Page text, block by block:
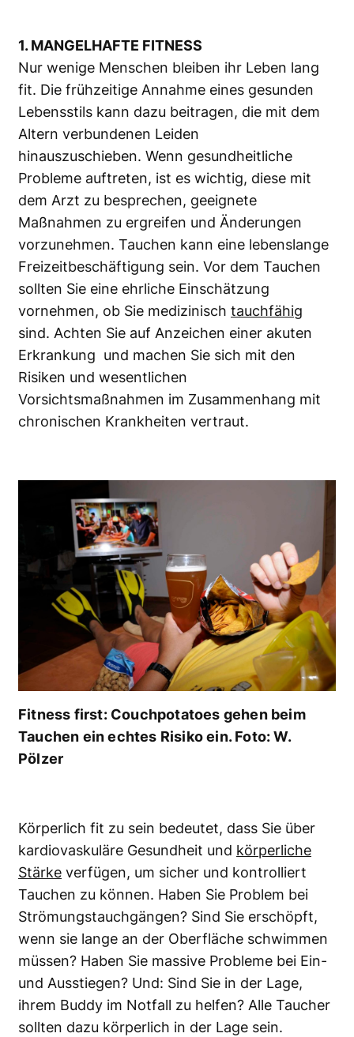
1. MANGELHAFTE FITNESS
Nur wenige Menschen bleiben ihr Leben lang
fit. Die frühzeitige Annahme eines gesunden
Lebensstils kann dazu beitragen, die mit dem
Altern verbundenen Leiden
hinauszuschieben. Wenn gesundheitliche
Probleme auftreten, ist es wichtig, diese mit
dem Arzt zu besprechen, geeignete
Maßnahmen zu ergreifen und Änderungen
vorzunehmen. Tauchen kann eine lebenslange
Freizeitbeschäftigung sein. Vor dem Tauchen
sollten Sie eine ehrliche Einschätzung
vornehmen, ob Sie medizinisch tauchfähig
sind. Achten Sie auf Anzeichen einer akuten
Erkrankung und machen Sie sich mit den
Risiken und wesentlichen
Vorsichtsmaßnahmen im Zusammenhang mit
chronischen Krankheiten vertraut.
Fitness first: Couchpotatoes gehen beim
Tauchen ein echtes Risiko ein. Foto: W.
Pölzer
Körperlich fit zu sein bedeutet, dass Sie über
kardiovaskuläre Gesundheit und körperliche
Stärke verfügen, um sicher und kontrolliert
Tauchen zu können. Haben Sie Problem bei
Strömungstauchgängen? Sind Sie erschöpft,
wenn sie lange an der Oberfläche schwimmen
müssen? Haben Sie massive Probleme bei Ein-
und Ausstiegen? Und: Sind Sie in der Lage,
ihrem Buddy im Notfall zu helfen? Alle Taucher
sollten dazu körperlich in der Lage sein.